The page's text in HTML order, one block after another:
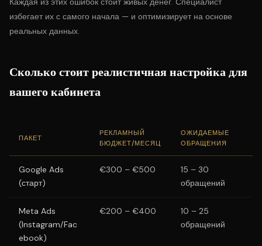
избегает их с самого начала — и оптимизирует на основе
реальных данных.
Сколько стоит реалистичная настройка для
вашего кабинета
ПАКЕТ
РЕКЛАМНЫЙ
БЮДЖЕТ/МЕСЯЦ
ОЖИДАЕМЫЕ
ОБРАЩЕНИЯ
Google Ads
(старт)
€300 – €500
15 – 30
обращений
Meta Ads
(Instagram/Fac
ebook)
€200 – €400
10 – 25
обращений